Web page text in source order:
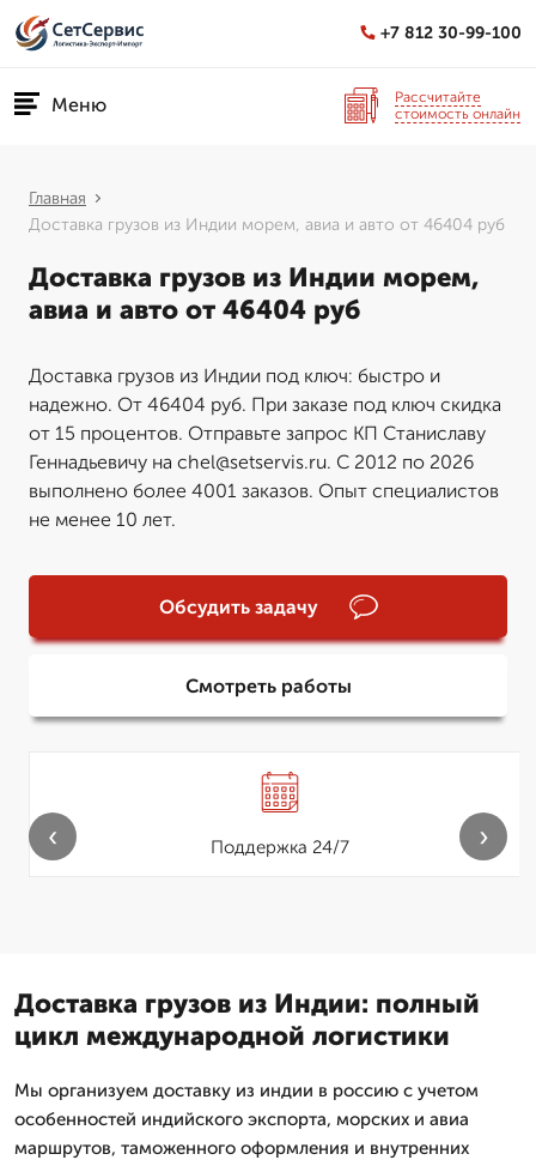
+7 812 30-99-100
Меню
Рассчитайте
стоимость онлайн
Главная
Доставка грузов из Индии морем, авиа и авто от 46404 руб
Доставка грузов из Индии морем,
авиа и авто от 46404 руб
Доставка грузов из Индии под ключ: быстро и
надежно. От 46404 руб. При заказе под ключ скидка
от 15 процентов. Отправьте запрос КП Станиславу
Геннадьевичу на chel@setservis.ru. С 2012 по 2026
выполнено более 4001 заказов. Опыт специалистов
не менее 10 лет.
Обсудить задачу
Смотреть работы
Поддержка 24/7
‹ ›
Доставка грузов из Индии: полный
цикл международной логистики
Мы организуем доставку из индии в россию с учетом
особенностей индийского экспорта, морских и авиа
маршрутов, таможенного оформления и внутренних